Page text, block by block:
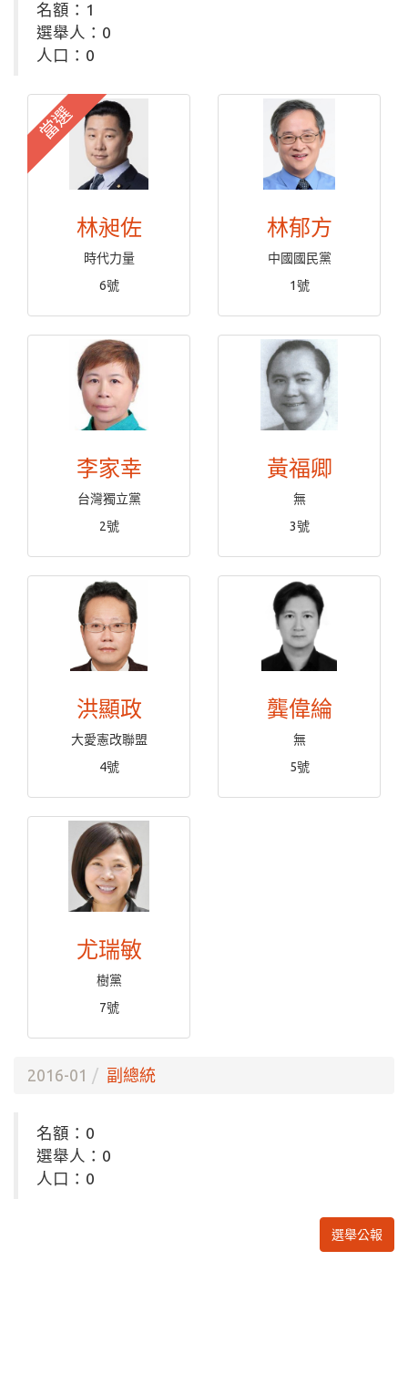
名額：1
選舉人：0
人口：0
當選
林昶佐
時代力量
6號
林郁方
中國國民黨
1號
李家幸
台灣獨立黨
2號
黃福卿
無
3號
洪顯政
大愛憲改聯盟
4號
龔偉綸
無
5號
尤瑞敏
樹黨
7號
2016-01 副總統
名額：0
選舉人：0
人口：0
選舉公報